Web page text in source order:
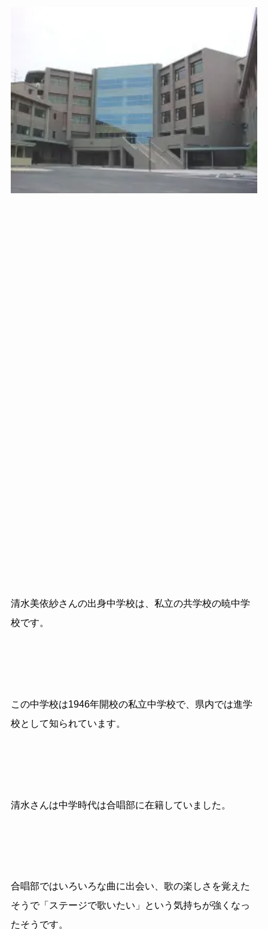
清水美依紗さんの出身中学校は、私立の共学校の暁中学
校です。
この中学校は1946年開校の私立中学校で、県内では進学
校として知られています。
清水さんは中学時代は合唱部に在籍していました。
合唱部ではいろいろな曲に出会い、歌の楽しさを覚えた
そうで「ステージで歌いたい」という気持ちが強くなっ
たそうです。